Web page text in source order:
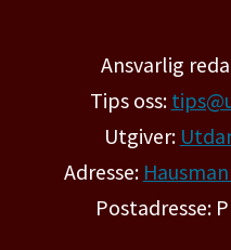
Ansvarlig
Tips oss:
Utgiver:
Adresse:
Postadresse: